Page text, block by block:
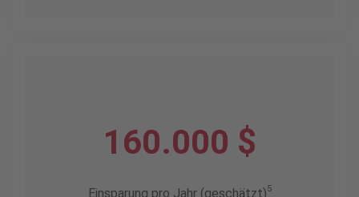
160.000 $
Einsparung pro Jahr (geschätzt)5